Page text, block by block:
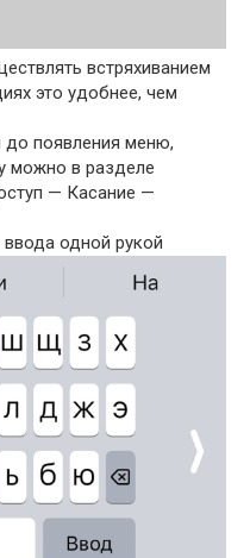
встряхиванием
это удобнее, чем
до появления меню,
можно в разделе
— Касание —
ввода одной рукой